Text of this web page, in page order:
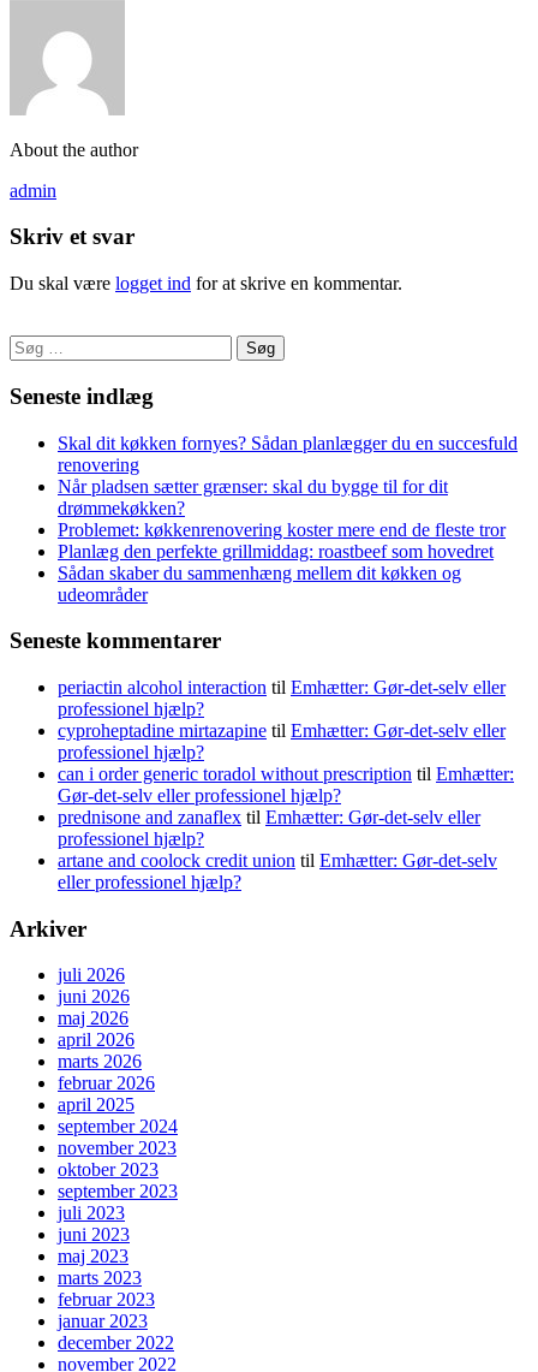
About the author
admin
Skriv et svar
Du skal være logget ind for at skrive en kommentar.
Søg
efter:
Seneste indlæg
Skal dit køkken fornyes? Sådan planlægger du en succesfuld
renovering
Når pladsen sætter grænser: skal du bygge til for dit
drømmekøkken?
Problemet: køkkenrenovering koster mere end de fleste tror
Planlæg den perfekte grillmiddag: roastbeef som hovedret
Sådan skaber du sammenhæng mellem dit køkken og
udeområder
Seneste kommentarer
periactin alcohol interaction til Emhætter: Gør-det-selv eller
professionel hjælp?
cyproheptadine mirtazapine til Emhætter: Gør-det-selv eller
professionel hjælp?
can i order generic toradol without prescription til Emhætter:
Gør-det-selv eller professionel hjælp?
prednisone and zanaflex til Emhætter: Gør-det-selv eller
professionel hjælp?
artane and coolock credit union til Emhætter: Gør-det-selv
eller professionel hjælp?
Arkiver
juli 2026
juni 2026
maj 2026
april 2026
marts 2026
februar 2026
april 2025
september 2024
november 2023
oktober 2023
september 2023
juli 2023
juni 2023
maj 2023
marts 2023
februar 2023
januar 2023
december 2022
november 2022